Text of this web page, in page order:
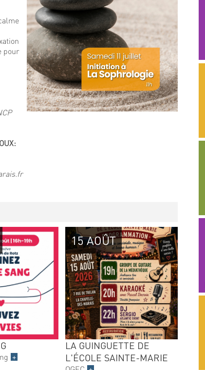
pour
+
15 AOÛT
LA GUINGUETTE DE
L'ÉCOLE SAINTE-MARIE